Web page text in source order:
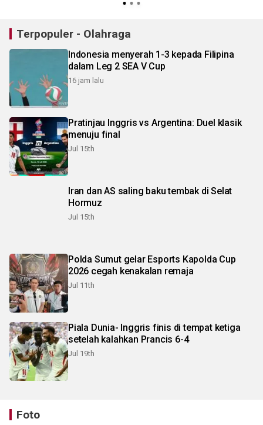
Terpopuler - Olahraga
Indonesia menyerah 1-3 kepada Filipina
dalam Leg 2 SEA V Cup
16 jam lalu
Pratinjau Inggris vs Argentina: Duel klasik
menuju final
Jul 15th
Iran dan AS saling baku tembak di Selat
Hormuz
Jul 15th
Polda Sumut gelar Esports Kapolda Cup
2026 cegah kenakalan remaja
Jul 11th
Piala Dunia- Inggris finis di tempat ketiga
setelah kalahkan Prancis 6-4
Jul 19th
Foto